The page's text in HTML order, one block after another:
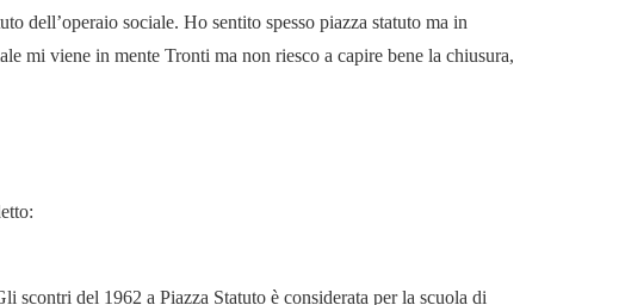
dell’operaio sociale. Ho sentito spesso piazza statuto ma in
mi viene in mente Tronti ma non riesco a capire bene la chiusura,
scontri del 1962 a Piazza Statuto è considerata per la scuola di